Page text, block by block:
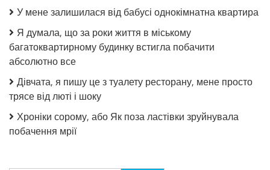
У мене залишилася від бабусі однокімнатна квартира
Я думала, що за роки життя в міському
багатоквартирному будинку встигла побачити
абсолютно все
Дівчата, я пишу це з туалету ресторану, мене просто
трясе від люті і шоку
Хроніки сорому, або Як поза ластівки зруйнувала
побачення мрії